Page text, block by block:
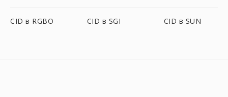
CID в RGBO CID в SGI CID в SUN